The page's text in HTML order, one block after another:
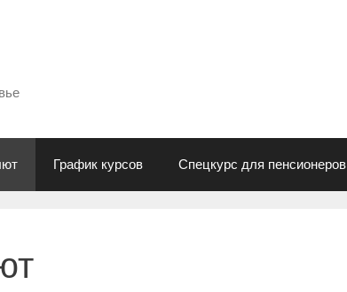
График курсов Спецкурс для пенсионеров